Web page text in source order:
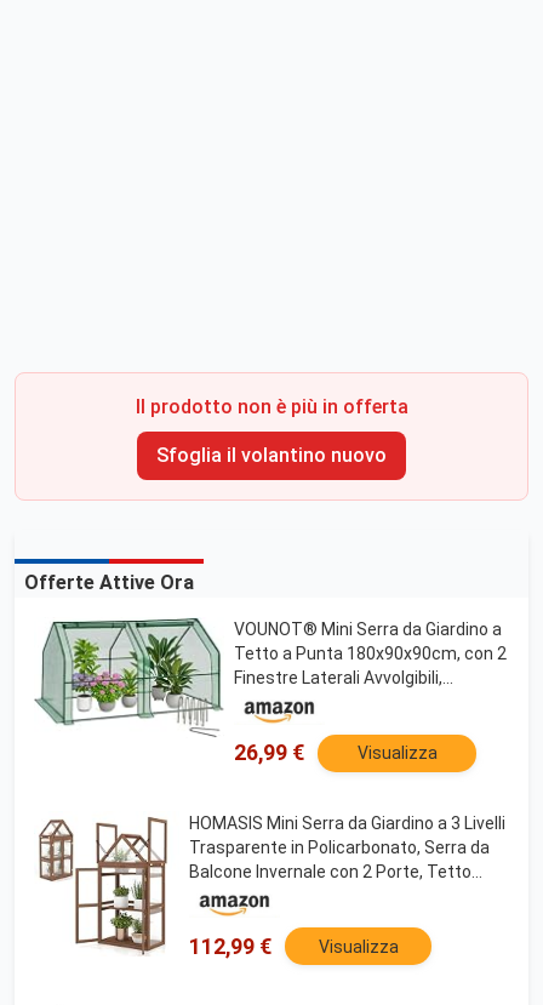
Il prodotto non è più in offerta
Sfoglia il volantino nuovo
Offerte Attive Ora
VOUNOT® Mini Serra da Giardino a
Tetto a Punta 180x90x90cm, con 2
Finestre Laterali Avvolgibili,
Copertura in PE Rinforzato
135g/m² e Telaio in Acciaio, per
Orto, Pomodori, Fiori, Verdure,
26,99 € Visualizza
HOMASIS Mini Serra da Giardino a 3 Livelli
Trasparente in Policarbonato, Serra da
Balcone Invernale con 2 Porte, Tetto
Apribile e Ripiani Regolabili, Struttura in
Legno di Abete, 71 x 41 x 133 cm
112,99 € Visualizza